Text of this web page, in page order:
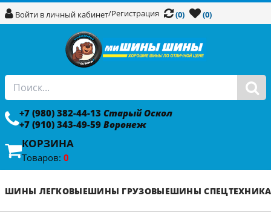
Войти в личный кабинет/Регистрация (0) (0)
+7 (980) 382-44-13 Старый Оскол
+7 (910) 343-49-59 Воронеж
КОРЗИНА
Товаров: 0
ШИНЫ ЛЕГКОВЫЕШИНЫ ГРУЗОВЫЕШИНЫ СПЕЦТЕХНИКА